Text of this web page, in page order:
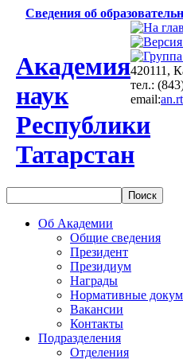
Сведения об
Академия
наук
Республики
Татарстан
420111,
тел.:
email:
Об Академии
Общие сведения
Президент
Президиум
Награды
Нормативные
Вакансии
Контакты
Подразделения
Отделения